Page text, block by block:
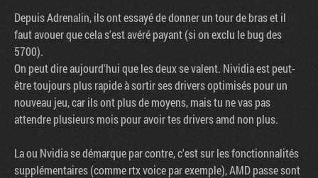
Depuis Adrenalin, ils ont essayé de donner un tour de bras et il
faut avouer que cela s'est avéré payant (si on exclu le bug des
5700).
On peut dire aujourd'hui que les deux se valent. Nividia est peut-
être toujours plus rapide à sortir ses drivers optimisés pour un
nouveau jeu, car ils ont plus de moyens, mais tu ne vas pas
attendre plusieurs mois pour avoir tes drivers amd non plus.
La ou Nvidia se démarque par contre, c'est sur les fonctionnalités
supplémentaires (comme rtx voice par exemple), AMD passe sont